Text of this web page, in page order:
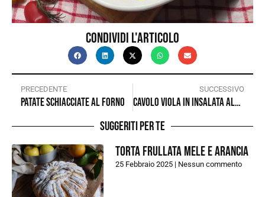
Condividi l'articolo
PRECEDENTE
Patate schiacciate al forno
SUCCESSIVO
Cavolo viola in insalata alla soia
Suggeriti per te
Torta frullata mele e arancia
25 Febbraio 2025 Nessun commento